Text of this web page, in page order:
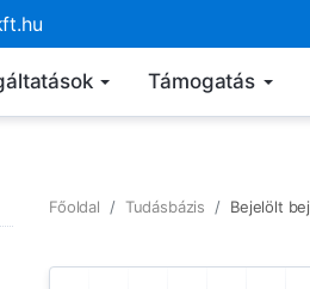
Támogatás
Főoldal Tudásbázis Bejelölt